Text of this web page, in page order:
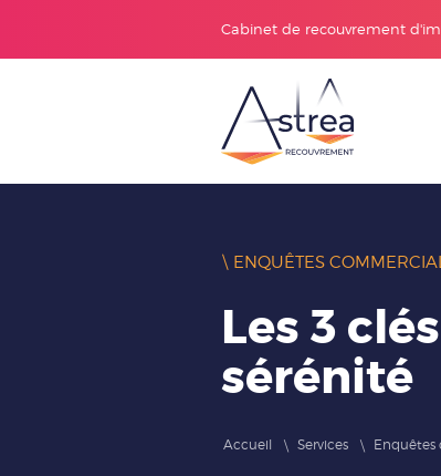
Cabinet de recouvrement
\ ENQUÊTES
Les 3
sérénité
Accueil Services Enquêtes